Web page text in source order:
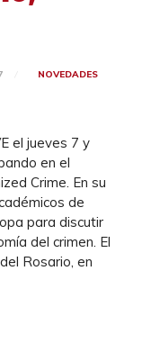
NOVEDADES
el jueves 7 y
en el
Crime. En su
de
para discutir
del crimen. El
Rosario, en